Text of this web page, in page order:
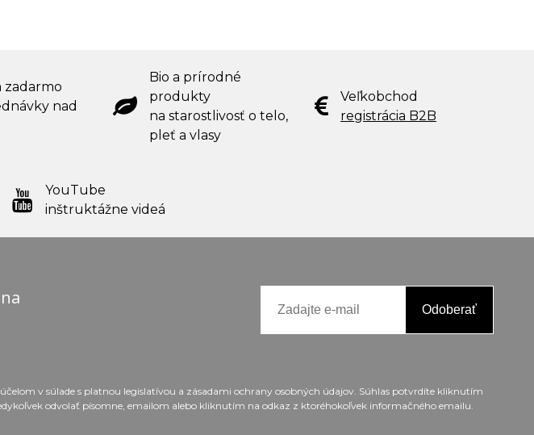
zadarmo
nad
Bio a prírodné
produkty
na starostlivosť o telo,
pleť a vlasy
Veľkobchod
registrácia B2B
YouTube
inštruktážne videá
Odoberať
v súlade s platnou legislatívou a zásadami ochrany osobných údajov. Súhlas potvrdíte kliknutím
odvolať písomne, emailom alebo kliknutím na odkaz z ktoréhokoľvek informačného emailu.